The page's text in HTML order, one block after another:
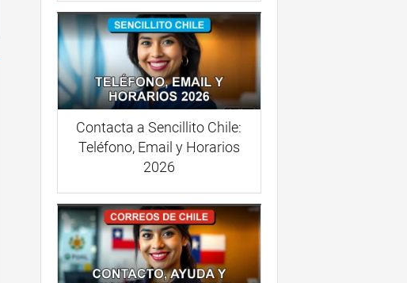
Contacta a Sencillito Chile:
Teléfono, Email y Horarios
2026